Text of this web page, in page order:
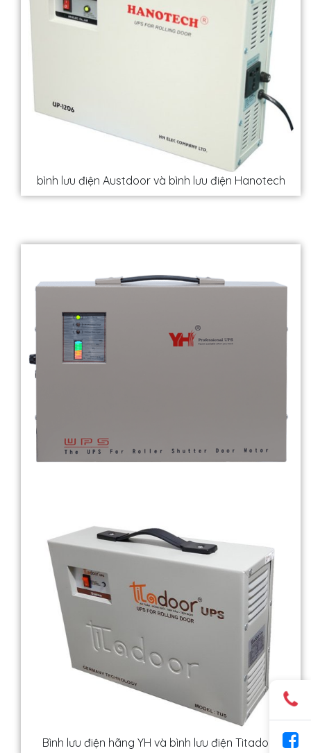
bình lưu điện Austdoor và bình lưu điện Hanotech
Bình lưu điện hãng YH và bình lưu điện Titadoor